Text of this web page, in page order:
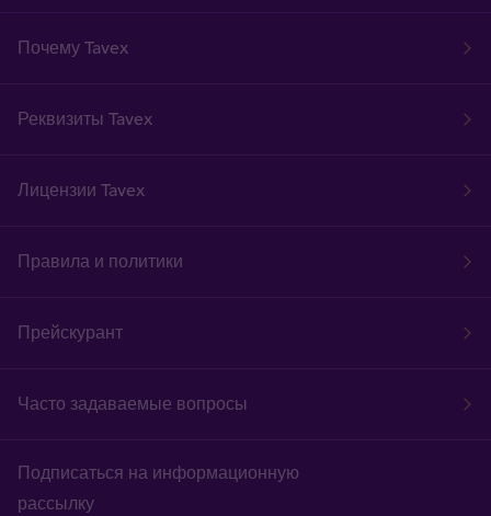
Почему Tavex
Реквизиты Tavex
Лицензии Tavex
Правила и политики
Прейскурант
Часто задаваемые вопросы
Подписаться на информационную
рассылку